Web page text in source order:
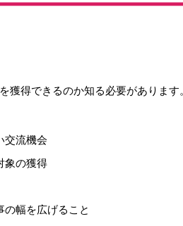
獲得できるのか知る必要があります
交流機会
象の獲得
幅を広げること